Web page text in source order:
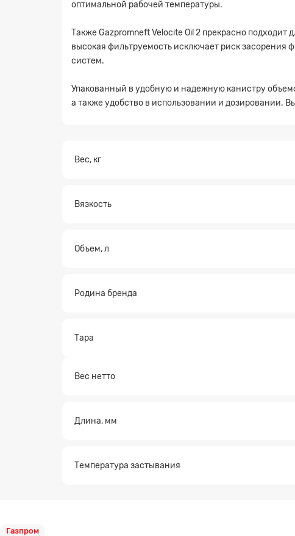
оптимальной рабочей температуры.
Также Gazpromneft Velocite Oil 2 прекрасно
высокая фильтруемость исключает риск засорения
систем.
Упакованный в удобную и надежную канистру
а также удобство в использовании и дозировании.
Вес, кг
Вязкость
Объем, л
Родина бренда
Тара
Вес нетто
Длина, мм
Температура застывания
Газпром